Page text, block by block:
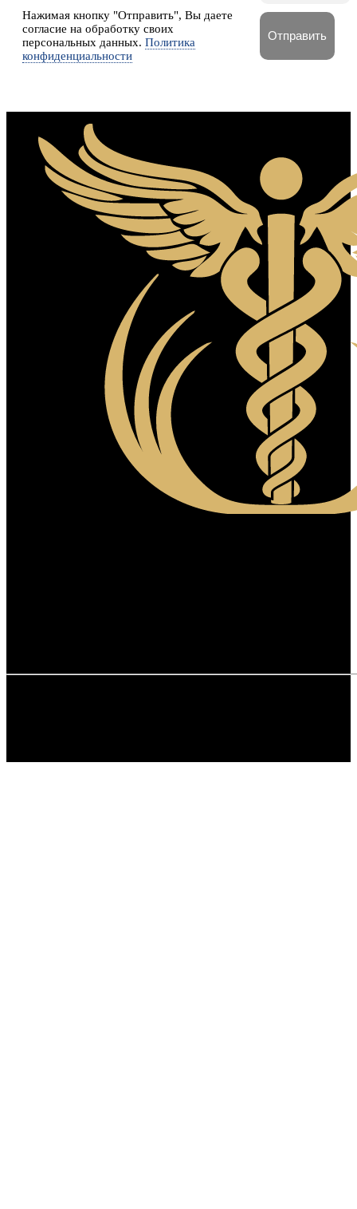
Нажимая кнопку "Отправить", Вы даете
согласие на обработку своих
персональных данных. Политика
конфиденциальности